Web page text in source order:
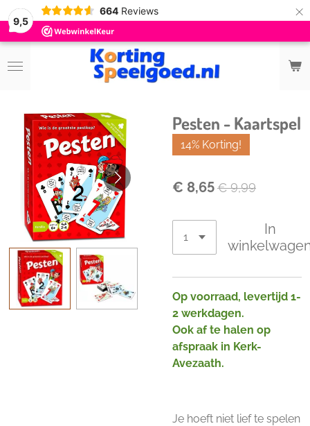
9,5
664 Reviews ×
Pesten - Kaartspel
14% Korting!
€ 8,65€ 9,99
In
Op voorraad, levertijd 1-
2 werkdagen.
Ook af te halen op
afspraak in Kerk-
Avezaath.
Je hoeft niet lief te spelen